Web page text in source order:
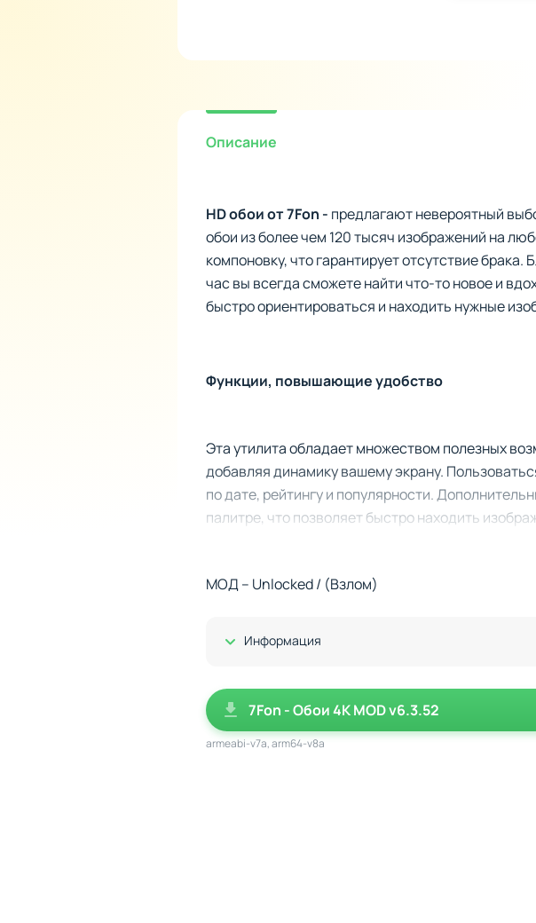
Описание
HD обои от 7Fon - предлагают невероятный
обои из более чем 120 тысяч изображений на
компоновку, что гарантирует отсутствие
час вы всегда сможете найти что-то новое и
быстро ориентироваться и находить нужные
Функции, повышающие удобство
Эта утилита обладает множеством полезных
добавляя динамику вашему экрану.
по дате, рейтингу и популярности.
палитре, что позволяет быстро находить
Каталог делится на более 70 категорий,
Настройки автосмены с возможностью
Уведомления о лучших изображениях дня и
МОД – Unlocked / (Взлом)
Показать/Скрыть
Информация
7Fon - Обои 4K MOD v6.3.52
armeabi-v7a, arm64-v8a